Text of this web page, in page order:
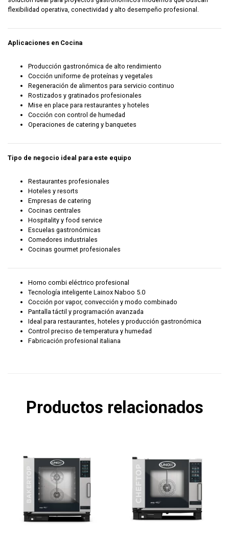
flexibilidad operativa, conectividad y alto desempeño profesional.
Aplicaciones en Cocina
Producción gastronómica de alto rendimiento
Cocción uniforme de proteínas y vegetales
Regeneración de alimentos para servicio continuo
Rostizados y gratinados profesionales
Mise en place para restaurantes y hoteles
Cocción con control de humedad
Operaciones de catering y banquetes
Tipo de negocio ideal para este equipo
Restaurantes profesionales
Hoteles y resorts
Empresas de catering
Cocinas centrales
Hospitality y food service
Escuelas gastronómicas
Comedores industriales
Cocinas gourmet profesionales
Horno combi eléctrico profesional
Tecnología inteligente Lainox Naboo 5.0
Cocción por vapor, convección y modo combinado
Pantalla táctil y programación avanzada
Ideal para restaurantes, hoteles y producción gastronómica
Control preciso de temperatura y humedad
Fabricación profesional italiana
Productos relacionados